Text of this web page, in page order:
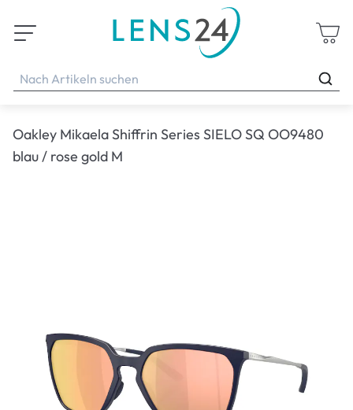
Oakley Mikaela Shiffrin Series SIELO SQ OO9480
blau / rose gold M